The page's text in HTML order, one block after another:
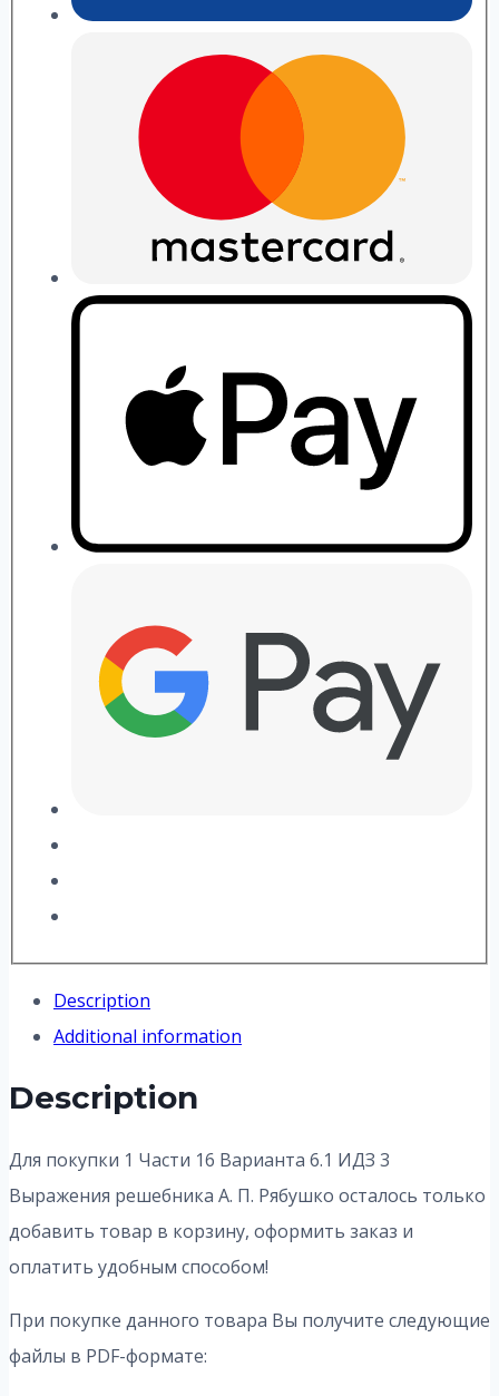
Description
Additional information
Description
Для покупки 1 Части 16 Варианта 6.1 ИДЗ 3
Выражения решебника А. П. Рябушко осталось только
добавить товар в корзину, оформить заказ и
оплатить удобным способом!
При покупке данного товара Вы получите следующие
файлы в PDF-формате: